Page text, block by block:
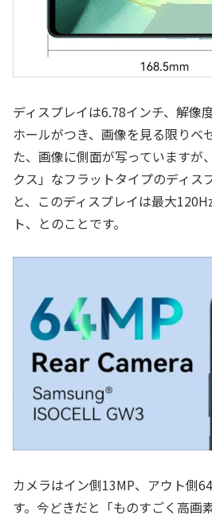
ディスプレイは6.78インチ、解像
ホールがつき、画像を見る限りベ
た、画像に側面が写っていますが
クス」なフラットタイプのディス
と、このディスプレイは最大
ト、とのことです。
カメラはイン側13MP、アウト側
す。今どきだと「ものすごく高画